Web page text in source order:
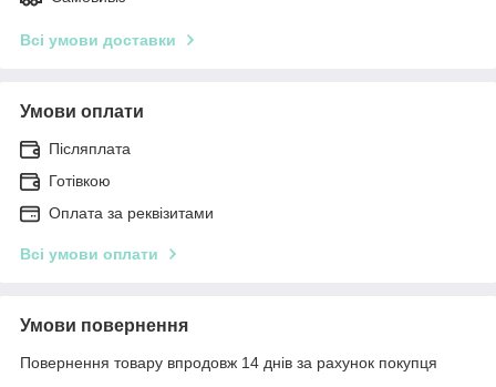
Всі умови доставки
Умови оплати
Післяплата
Готівкою
Оплата за реквізитами
Всі умови оплати
Умови повернення
Повернення товару впродовж 14 днів за рахунок покупця